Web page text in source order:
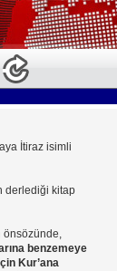
İtiraz isimli
derlediği kitap
önsözünde,
benzemeye
Kur’ana